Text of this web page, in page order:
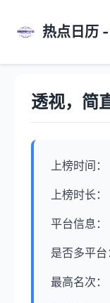
热点日历
透视，简
上榜时间：
上榜时长：
平台信息：
是否多平台
最高名次：